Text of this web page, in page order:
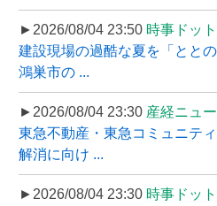
►2026/08/04 23:50 時事ドッ
建設現場の過酷な夏を「とと
鴻巣市の ...
►2026/08/04 23:30 産経ニュ
東急不動産・東急コミュニテ
解消に向け ...
►2026/08/04 23:30 時事ドッ